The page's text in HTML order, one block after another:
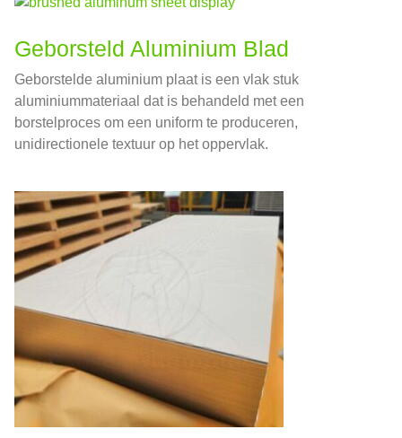
Geborsteld Aluminium Blad
Geborstelde aluminium plaat is een vlak stuk
aluminiummateriaal dat is behandeld met een
borstelproces om een ​​uniform te produceren,
unidirectionele textuur op het oppervlak.